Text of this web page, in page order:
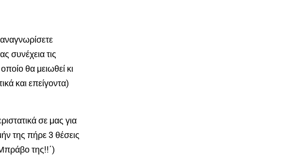
συνέχεια τις
θα μειωθεί κι
και επείγοντα)
σε μας για
της πήρε 3 θέσεις
Μπράβο της!!΄)